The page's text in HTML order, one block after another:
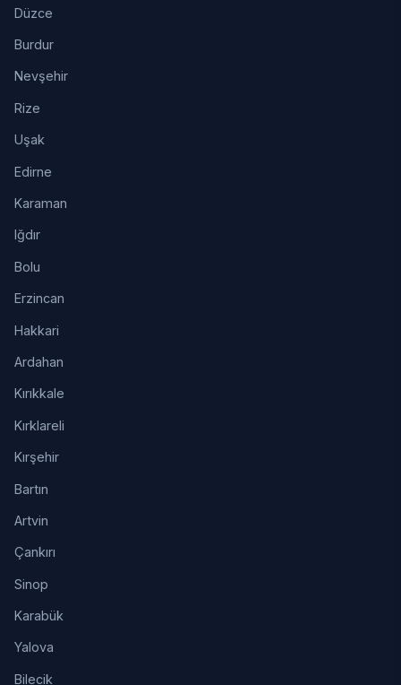
Düzce
Burdur
Nevşehir
Rize
Uşak
Edirne
Karaman
Iğdır
Bolu
Erzincan
Hakkari
Ardahan
Kırıkkale
Kırklareli
Kırşehir
Bartın
Artvin
Çankırı
Sinop
Karabük
Yalova
Bilecik